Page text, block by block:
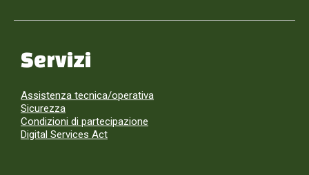
Servizi
Assistenza tecnica/operativa
Sicurezza
Condizioni di partecipazione
Digital Services Act